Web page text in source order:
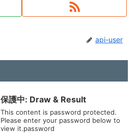
api-user
保護中: Draw & Result
This content is password protected.
Please enter your password below to
view it.password